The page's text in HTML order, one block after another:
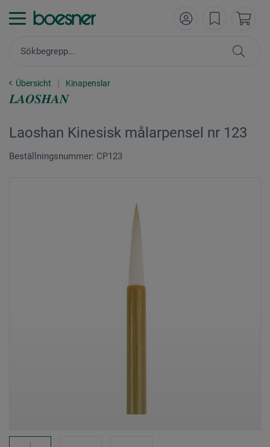
Übersicht Kinapenslar
Laoshan Kinesisk målarpensel nr 123
Beställningsnummer: CP123